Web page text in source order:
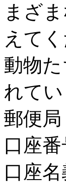
まざ
えてく
動物
れてい
郵便局
口座番
口座